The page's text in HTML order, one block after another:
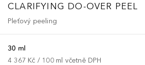
CLARIFYING DO-OVER PEEL
Pleťový peeling
30 ml
4 367 Kč / 100 ml včetně DPH